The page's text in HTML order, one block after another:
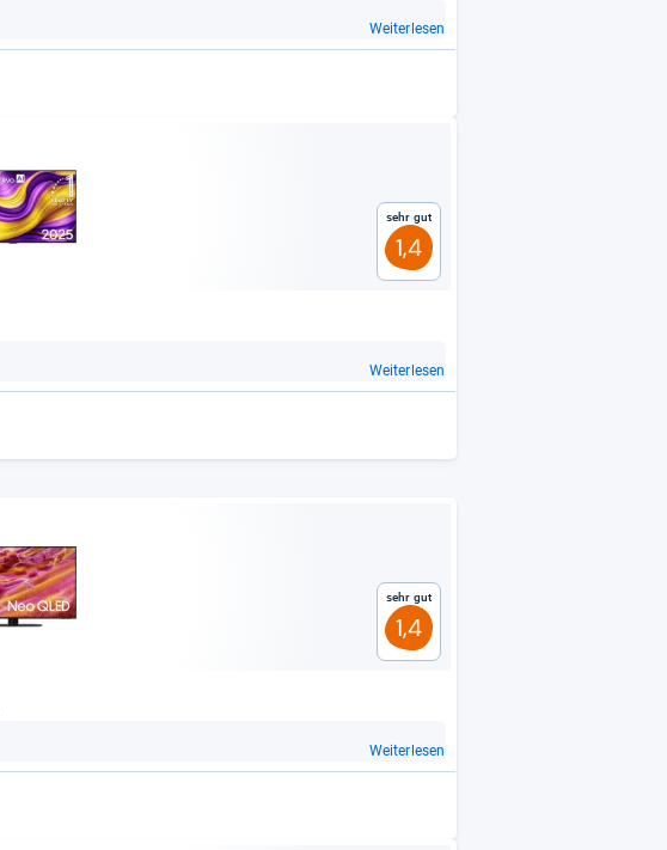
Weiterlesen
Sehr gut
1,4
Weiterlesen
Sehr gut
1,4
Weiterlesen